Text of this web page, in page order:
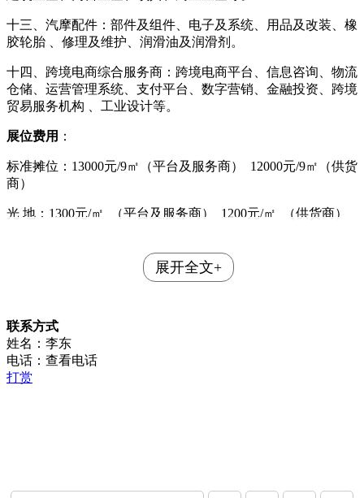
十三、汽摩配件：部件及组件、电子及系统、用品及改装、橡
胶轮胎
、修理及维护、润滑油及润滑剂。
十四、跨境电商综合服务商：跨境电商平台、信息咨询、物流
仓储、运营管理系统、支付平台、数字营销、金融投资、跨境
贸易服务机构
、工业设计等。
展位费用 ：
标准摊位： 13000元/9㎡（平台及服务商） 12000元/9㎡（供货
商）
光 地： 1300元/㎡ （平台及服务商） 1200元/㎡ （供货商）
展开全文+
联系方式
姓名：李东
电话： 查看电话
打赏